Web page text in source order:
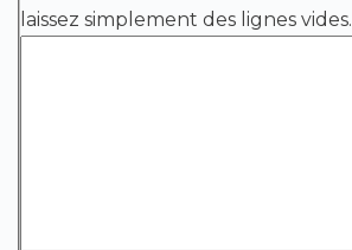
laissez simplement des lignes vides.